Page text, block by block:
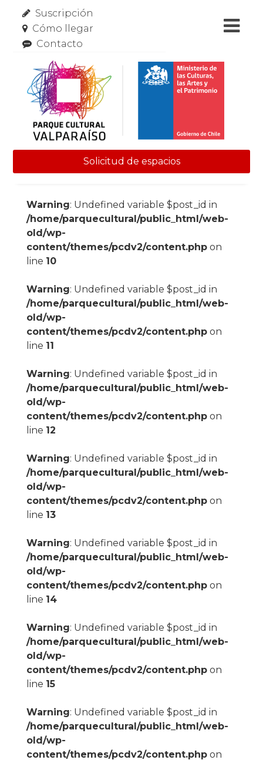
Suscripción
Cómo llegar
Contacto
Solicitud de espacios
Warning: Undefined variable $post_id in
/home/parquecultural/public_html/web-
old/wp-
content/themes/pcdv2/content.phpon
line 10
Warning: Undefined variable $post_id in
/home/parquecultural/public_html/web-
old/wp-
content/themes/pcdv2/content.phpon
line 11
Warning: Undefined variable $post_id in
/home/parquecultural/public_html/web-
old/wp-
content/themes/pcdv2/content.phpon
line 12
Warning: Undefined variable $post_id in
/home/parquecultural/public_html/web-
old/wp-
content/themes/pcdv2/content.phpon
line 13
Warning: Undefined variable $post_id in
/home/parquecultural/public_html/web-
old/wp-
content/themes/pcdv2/content.phpon
line 14
Warning: Undefined variable $post_id in
/home/parquecultural/public_html/web-
old/wp-
content/themes/pcdv2/content.phpon
line 15
Warning: Undefined variable $post_id in
/home/parquecultural/public_html/web-
old/wp-
content/themes/pcdv2/content.phpon